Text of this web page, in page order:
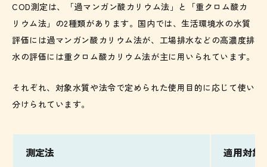
COD測定は、「過マンガン酸カリウム法」と「重クロム酸カ
リウム法」の2種類があります。国内では、生活環境水の水質
評価には過マンガン酸カリウム法が、工場排水などの高濃度排
水の評価には重クロム酸カリウム法が主に用いられています。
それぞれ、対象水質や法令で定められた使用目的に応じて使い
分けられています。
測定法 適用対象